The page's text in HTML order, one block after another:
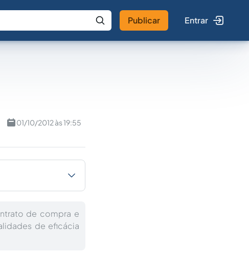
a IA Buscar no Jus
Publicar Entrar
01/10/2012 às 19:55
de compra e
de eficácia